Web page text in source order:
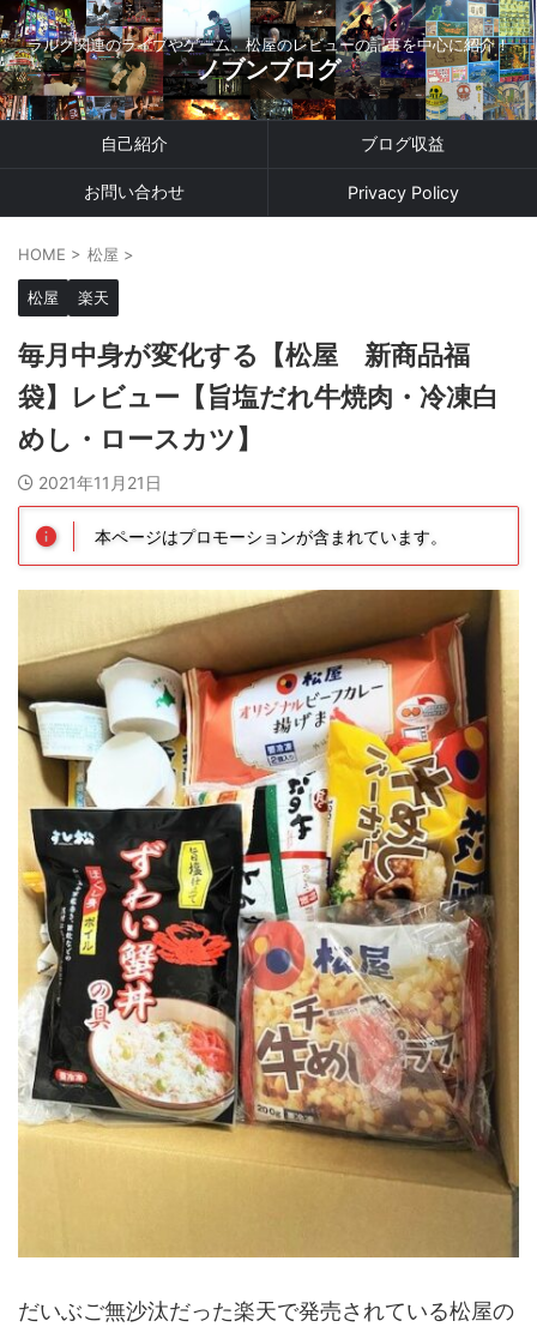
ラルク関連のライブやゲーム、松屋のレビューの記事を中心に紹介！
ノブンブログ
自己紹介 ブログ収益
お問い合わせ Privacy Policy
HOME > 松屋 >
松屋 楽天
毎月中身が変化する【松屋 新商品福
袋】レビュー【旨塩だれ牛焼肉・冷凍白
めし・ロースカツ】
2021年11月21日
本ページはプロモーションが含まれています。
だいぶご無沙汰だった楽天で発売されている松屋の